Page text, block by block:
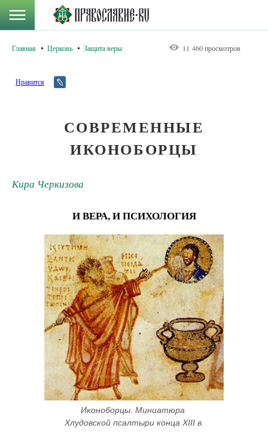
Главная Церковь Защита веры 11 460 просмотров
Нравится
СОВРЕМЕННЫЕ
ИКОНОБОРЦЫ
Кира Черкизова
И ВЕРА, И ПСИХОЛОГИЯ
Иконоборцы. Миниатюра
Хлудовской псалтыри конца XIII в.